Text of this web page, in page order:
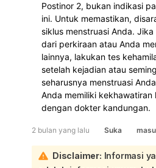
Postinor 2, bukan indikasi
ini. Untuk memastikan,
siklus menstruasi Anda.
dari perkiraan atau Anda
lainnya, lakukan tes
setelah kejadian atau
seharusnya menstruasi
Anda memiliki
dengan dokter kandungan.
2 bulan yang lalu Suka
Disclaimer: Informasi